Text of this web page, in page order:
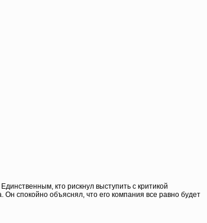
кто рискнул выступить с критикой
спокойно объяснял, что его компания все равно будет